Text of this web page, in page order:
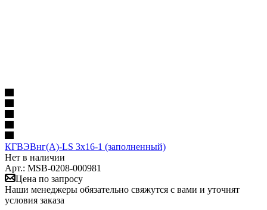
КГВЭВнг(А)-LS 3х16-1 (заполненный)
Нет в наличии
Арт.: MSB-0208-000981
Цена по запросу
Наши менеджеры обязательно свяжутся с вами и уточнят
условия заказа